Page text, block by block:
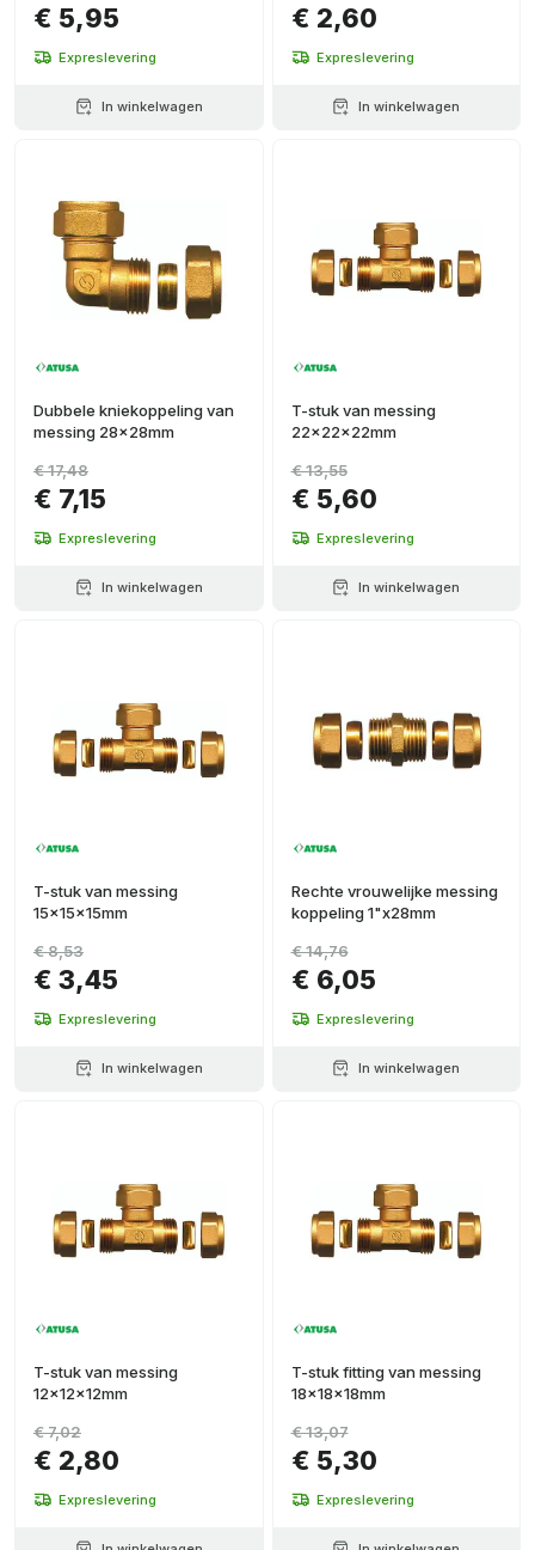
€ 5,95
Expreslevering
In winkelwagen
€ 2,60
Expreslevering
In winkelwagen
Dubbele kniekoppeling van
messing 28x28mm
€ 7,15
€ 17,48
Expreslevering
In winkelwagen
T-stuk van messing
22x22x22mm
€ 5,60
€ 13,55
Expreslevering
In winkelwagen
T-stuk van messing
15x15x15mm
€ 3,45
€ 8,53
Expreslevering
In winkelwagen
Rechte vrouwelijke messing
koppeling 1"x28mm
€ 6,05
€ 14,76
Expreslevering
In winkelwagen
T-stuk van messing
12x12x12mm
€ 2,80
€ 7,02
Expreslevering
T-stuk fitting van messing
18x18x18mm
€ 5,30
€ 13,07
Expreslevering